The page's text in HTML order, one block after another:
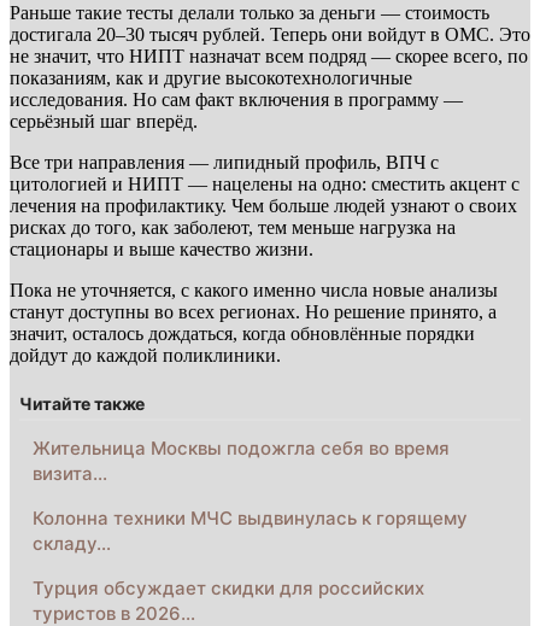
Раньше такие тесты делали только за деньги — стоимость
достигала 20–30 тысяч рублей. Теперь они войдут в ОМС. Это
не значит, что НИПТ назначат всем подряд — скорее всего, по
показаниям, как и другие высокотехнологичные
исследования. Но сам факт включения в программу —
серьёзный шаг вперёд.
Все три направления — липидный профиль, ВПЧ с
цитологией и НИПТ — нацелены на одно: сместить акцент с
лечения на профилактику. Чем больше людей узнают о своих
рисках до того, как заболеют, тем меньше нагрузка на
стационары и выше качество жизни.
Пока не уточняется, с какого именно числа новые анализы
станут доступны во всех регионах. Но решение принято, а
значит, осталось дождаться, когда обновлённые порядки
дойдут до каждой поликлиники.
Читайте также
Жительница Москвы подожгла себя во время
визита…
Колонна техники МЧС выдвинулась к горящему
складу…
Турция обсуждает скидки для российских
туристов в 2026…